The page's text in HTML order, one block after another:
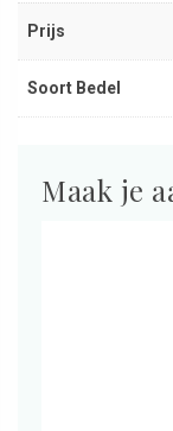
Prijs
Soort Bedel
Maak je